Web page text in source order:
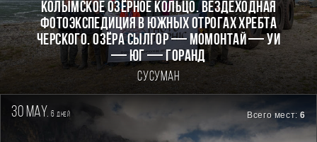
КОЛЫМСКОЕ ОЗЁРНОЕ КОЛЬЦО. Вездеходная
фотоэкспедиция в южных отрогах хребта
Черского. Озёра Сылгор — Момонтай — Уи
— Юг — Горанд
Сусуман
30 may. 6дней Всего мест:6